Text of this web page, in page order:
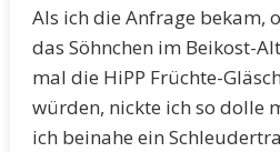
Als ich die Anfrage bekam,
das Söhnchen im Beikost-
mal die HiPP Früchte-
würden, nickte ich so dolle
ich beinahe ein